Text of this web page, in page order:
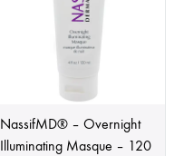
NassifMD®️ – Overnight
Illuminating Masque – 120